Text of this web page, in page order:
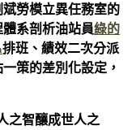
勞模立異任務室的
系剖析油站員綠的
排班、績效二次分派
策的差別化設定，
之智釀成世人之